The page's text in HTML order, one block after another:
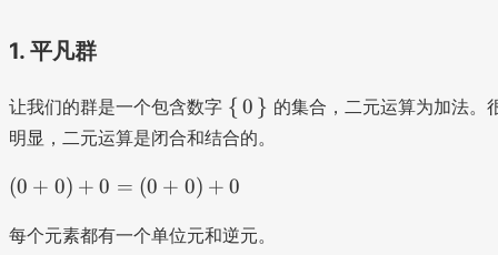
1. 平凡群
让我们的群是一个包含数字 \
s
e
t
0
{ 0 } 的集合，二元运算为加法。
明显，二元运算是闭合和结合的。
(
+
(0 + 0) + 0 = (0 + 0) + 0
每个元素都有一个单位元和逆元。